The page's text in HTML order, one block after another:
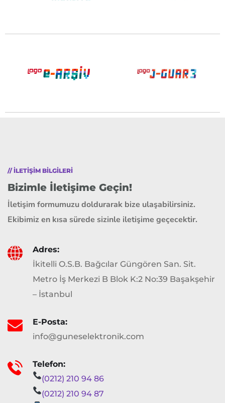
// ILETIŞIM BILGILERI
Bizimle İletişime Geçin!
İletişim formumuzu doldurarak bize ulaşabilirsiniz.
Ekibimiz en kısa sürede sizinle iletişime geçecektir.
Adres:
İkitelli O.S.B. Bağcılar Güngören San. Sit.
Metro İş Merkezi B Blok K:2 No:39 Başakşehir
– İstanbul
E-Posta:
info@guneselektronik.com
Telefon:
(0212) 210 94 86
(0212) 210 94 87